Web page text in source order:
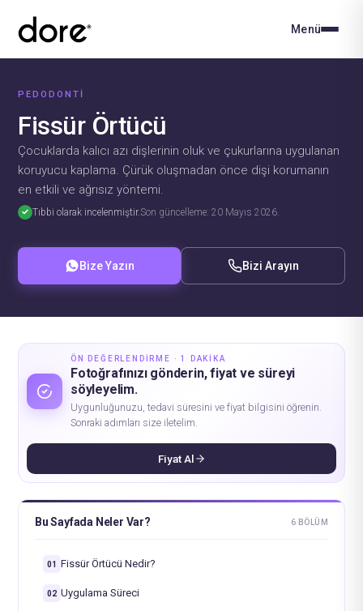
Menü
PEDODONTI
Fissür Örtücü
Çocuklarda kalıcı azı dişlerinin oluk ve çukurlarına uygulanan
koruyucu kaplama. Çürük oluşmadan önce dişi korumanın
en etkili ve ağrısız yöntemi.
✓ Tıbbi olarak incelenmiştir.Son güncelleme: 20 Mayıs 2026.
Bize Yazın Bizi Arayın
ÖN DEĞERLENDIRME · 1 DAKIKA
Fotoğrafınızı gönderin, fiyat ve süreyi
söyleyelim.
Uygunluğunuzu, tedavi süresini ve fiyat bilgisini öğrenin.
Sonraki adımları size iletelim.
Fiyat Al
Bu Sayfada Neler Var? 6 BÖLÜM
01 Fissür Örtücü Nedir?
02 Uygulama Süreci